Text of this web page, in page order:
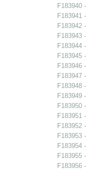
F183940
F183941
F183942
F183943
F183944
F183945
F183946
F183947
F183948
F183949
F183950
F183951
F183952
F183953
F183954
F183955
F183956